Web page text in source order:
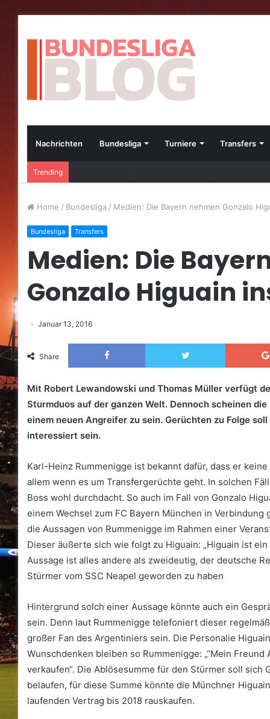
Nachrichten Bundesliga Turniere Transfers
Trending
Home / Bundesliga / Medien: Die Bayern nehmen Gonzalo
Bundesliga Transfers
Medien: Die
Gonzalo Higuain
Januar 13, 2016
Share
Facebook Twitter
Mit Robert Lewandowski und Thomas Müller verfügt
Sturmduos auf der ganzen Welt. Dennoch scheinen
einem neuen Angreifer zu sein. Gerüchten zu Folge
interessiert sein.
Karl-Heinz Rummenigge ist bekannt dafür, dass er
allem wenn es um Transfergerüchte geht. In solchen
Boss wohl durchdacht. So auch im Fall von Gonzalo
einem Wechsel zum FC Bayern München in
die Aussagen von Rummenigge im Rahmen einer
Dieser äußerte sich wie folgt zu Higuain: „Higuain ist
Aussage ist alles andere als zweideutig, der deutsche
Stürmer vom SSC Neapel geworden zu haben
Hintergrund solch einer Aussage könnte auch ein
sein. Denn laut Rummenigge telefoniert dieser
großer Fan des Argentiniers sein. Die Personalie
Wunschdenken bleiben so Rummenigge: „“Mein
verkaufen“. Die Ablösesumme für den Stürmer soll sich
belaufen, für diese Summe könnte die Münchner
laufenden Vertrag bis 2018 rauskaufen.